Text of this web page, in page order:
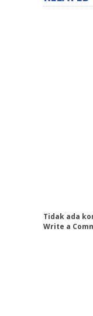
Tidak ada
Write a